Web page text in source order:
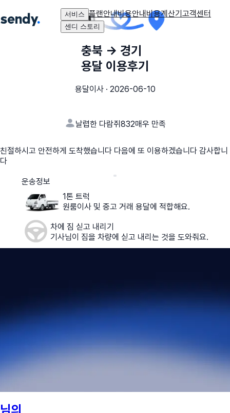
서비스 플랜안내비용안내비용계산기고객센터
센디 스토리
충북 → 경기
용달 이용후기
용달이사· 2026-06-10
날렵한 다람쥐832매우 만족
친절하시고 안전하게 도착했습니다 다음에 또 이용하겠습니다 감사합니
다
운송정보
1톤 트럭
원룸이사 및 중고 거래 용달에 적합해요.
차에 짐 싣고 내리기
기사님이 짐을 차량에 싣고 내리는 것을 도와줘요.
님의